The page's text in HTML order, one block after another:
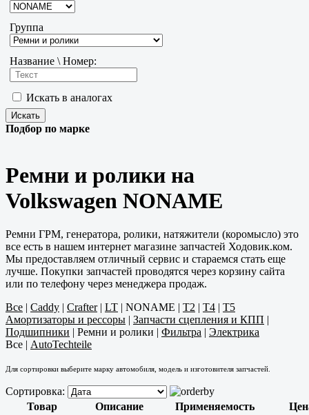
Группа
Название \ Номер:
Искать в аналогах
Подбор по марке
Ремни и ролики на
Volkswagen NONAME
Ремни ГРМ, генератора, ролики, натяжители (коромысло) это
все есть в нашем интернет магазине запчастей Ходовик.ком.
Мы предоставляем отличный сервис и стараемся стать еще
лучше. Покупки запчастей проводятся через корзину сайта
или по телефону через менеджера продаж.
Все | Caddy | Crafter| LT | NONAME | T2 | T4 | T5
Амортизаторы и рессоры | Запчасти сцепления и КПП |
Подшипники | Ремни и ролики | Фильтра | Электрика
Все | AutoTechteile
Для сортировки выберите марку автомобиля, модель и изготовителя запчастей.
Сортировка:
Товар
Описание Применяемость